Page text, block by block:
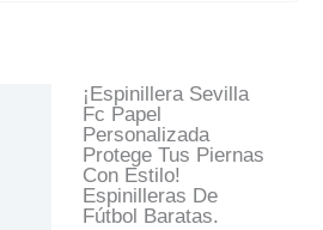
¡espinillera Sevilla
Fc Papel
Personalizada
Protege Tus Piernas
Con Estilo!
Espinilleras De
Fútbol Baratas.